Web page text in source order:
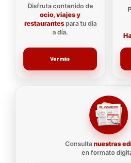
Disfruta contenido de
ocio, viajes y
restaurantespara tu día
a día.
Ver más
Consultanuestras
en formato